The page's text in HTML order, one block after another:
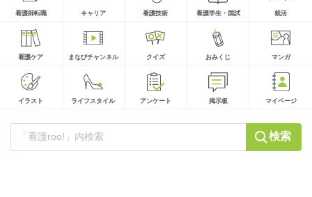
看護師転職 キャリア 看護技術 看護学生・国試 就活
看護ケア まなびチャンネル クイズ おみくじ マンガ
イラスト ライフスタイル アンケート 掲示板 マイページ
検索